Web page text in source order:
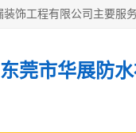
东莞市华展防